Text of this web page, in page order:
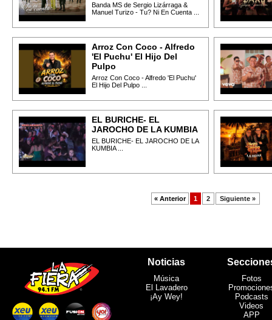
Banda MS de Sergio Lizárraga &
Manuel Turizo - Tu? Ni En Cuenta ...
Arroz Con Coco - Alfredo
'El Puchu' El Hijo Del
Pulpo
Arroz Con Coco - Alfredo 'El Puchu'
El Hijo Del Pulpo ...
EL BURICHE- EL
JAROCHO DE LA KUMBIA
EL BURICHE- EL JAROCHO DE LA
KUMBIA ...
« Anterior 1 2 Siguiente »
Noticias
Música
El Lavadero
¡Ay Wey!
Fotos
Podcasts
Videos
APP